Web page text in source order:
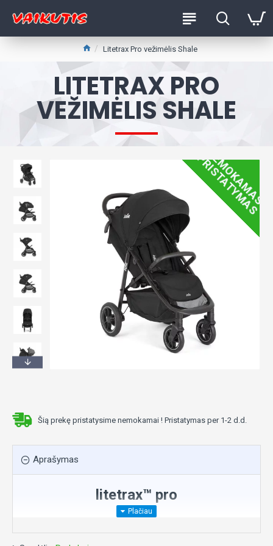
Litetrax Pro vežimėlis Shale
LITETRAX PRO
VEŽIMĖLIS SHALE
NEMOKAMAS
PRISTATYMAS
Šią prekę pristatysime nemokamai ! Pristatymas per 1-2 d.d.
Aprašymas
litetrax™ pro
3in1 easy fold stroller